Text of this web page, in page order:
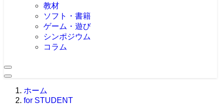
教材
ソフト・書籍
ゲーム・遊び
シンポジウム
コラム
ホーム
for STUDENT